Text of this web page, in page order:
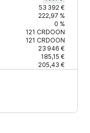
53 392 €
222,97 %
0 %
121 CRDOON
121 CRDOON
23 946 €
185,15 €
205,43 €